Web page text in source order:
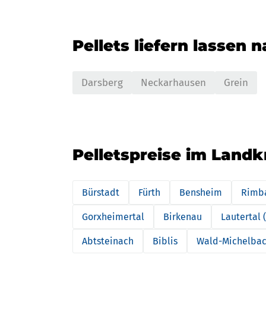
Pellets liefern lassen
Darsberg Neckarhausen Grein
Pelletspreise im
Bürstadt Fürth Bensheim
Gorxheimertal Birkenau Lautertal
Abtsteinach Biblis Wald-